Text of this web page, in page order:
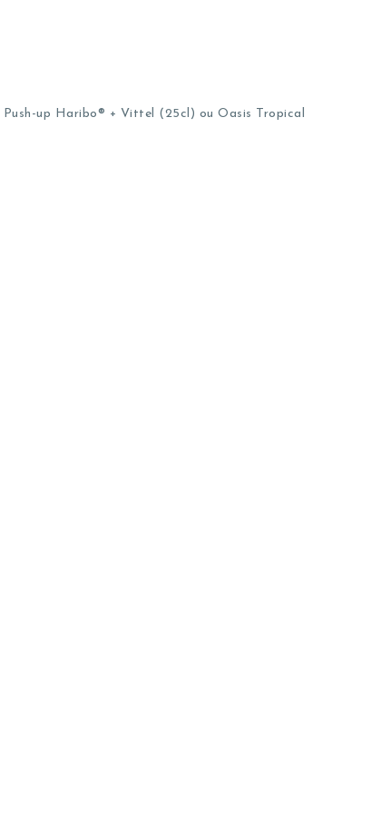
Push-up Haribo® + Vittel (25cl) ou Oasis Tropical